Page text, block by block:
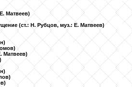
Матвеев)
(ст.: Н. Рубцов, муз.: Е. Матвеев)
Матвеев)